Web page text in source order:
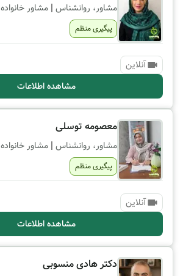
مشاور، روانشناس | مشاور خانواده
پیگیری منظم
آنلاین
مشاهده اطلاعات
معصومه توسلی
مشاور، روانشناس | مشاور خانواده
پیگیری منظم
آنلاین
مشاهده اطلاعات
دکتر هادی منسوبی